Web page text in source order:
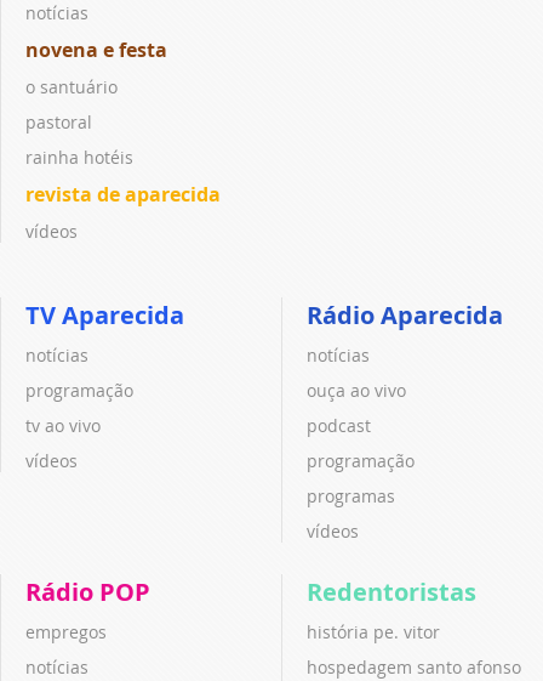
notícias
novena e festa
o santuário
pastoral
rainha hotéis
revista de aparecida
vídeos
TV Aparecida
notícias
programação
tv ao vivo
vídeos
Rádio Aparecida
notícias
ouça ao vivo
podcast
programação
programas
vídeos
Rádio POP
empregos
notícias
Redentoristas
história pe. vitor
hospedagem santo afonso